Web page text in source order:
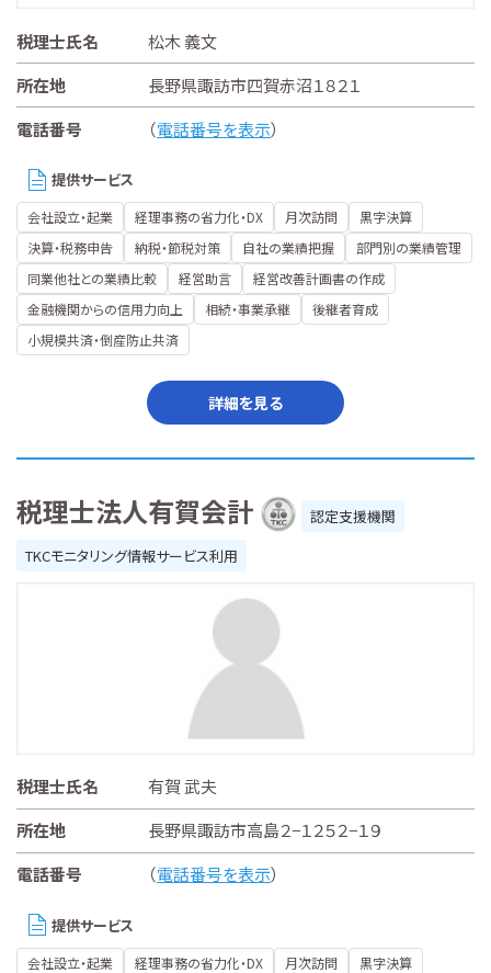
税理士氏名
松木 義文
所在地
長野県諏訪市四賀赤沼１８２１
電話番号
（電話番号を表示）
提供サービス
会社設立・起業 経理事務の省力化・DX 月次訪問
黒字決算
決算・税務申告
納税・節税対策 自社の業績把握
部門別の業績管理
同業他社との業績比較
経営助言
経営改善計画書の作成
金融機関からの信用力向上
相続・事業承継
後継者育成
小規模共済・倒産防止共済
詳細を見る
税理士法人有賀会計
認定支援機関
TKCモニタリング情報サービス利用
税理士氏名
有賀 武夫
所在地
長野県諏訪市高島２−１２５２−１９
電話番号
（電話番号を表示）
提供サービス
会社設立・起業 経理事務の省力化・DX 月次訪問
黒字決算